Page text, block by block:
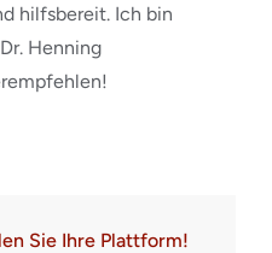
hilfsbereit. Ich bin
Henning
Sie Ihre Plattform!